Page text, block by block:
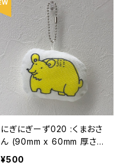
にぎにぎーず020 :くまおさ
ん (90mm x 60mm 厚さ2
0mmくらい)
¥500